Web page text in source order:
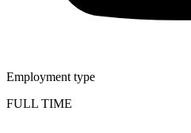
Employment type
FULL TIME